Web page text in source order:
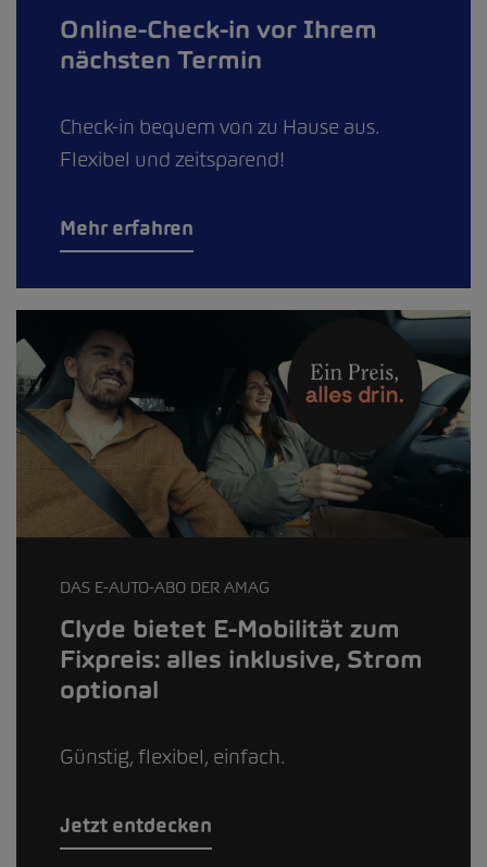
Online-Check-in vor Ihrem
nächsten Termin
Check-in bequem von zu Hause aus.
Flexibel und zeitsparend!
Mehr erfahren
DAS E-AUTO-ABO DER AMAG
Clyde bietet E-Mobilität zum
Fixpreis: alles inklusive, Strom
optional
Günstig, flexibel, einfach.
Jetzt entdecken